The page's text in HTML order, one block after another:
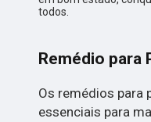
todos.
Remédio para
Os remédios para
essenciais para